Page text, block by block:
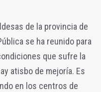
de la provincia de
se ha reunido para
que sufre la
atisbo de mejoría. Es
en los centros de